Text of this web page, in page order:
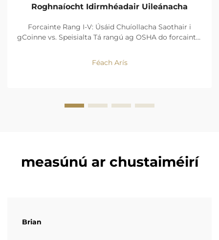
Roghnaíocht Idirmhéadair Uileánacha
Forcainte Rang I-V: Úsáid Chuíollacha Saothair i
gCoinne vs. Speisialta Tá rangú ag OSHA do forcaintí i
Coinneann na sochair a bhaineann le neodracht
ascaill, agus cruinneas bogadh Rang I (forcan
Féach Arís
measúnú ar chustaiméirí
Brian